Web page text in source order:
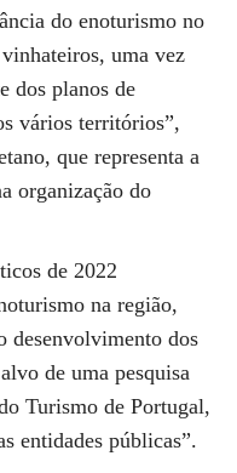
do enoturismo no
uma vez
dos planos de
vários territórios”,
que representa a
organização do
de 2022
na região,
desenvolvimento dos
de uma pesquisa
Turismo de Portugal,
entidades públicas”.